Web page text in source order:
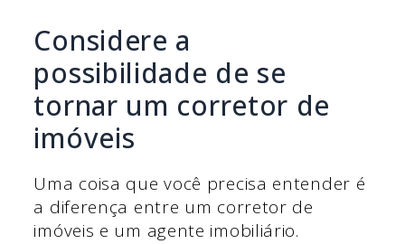
Considere a
possibilidade de se
tornar um corretor de
imóveis
Uma coisa que você precisa entender é
a diferença entre um corretor de
imóveis e um agente imobiliário.